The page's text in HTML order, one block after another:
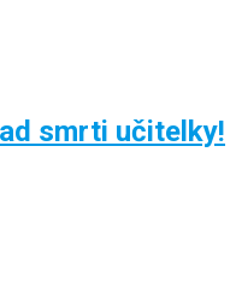
smrti učitelky!